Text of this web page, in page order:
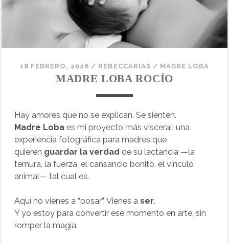
18 FEBRERO, 2026 / REBECCARIAS / MADRE LOBA
MADRE LOBA ROCÍO
Hay amores que no se explican. Se sienten.
Madre Lobaes mi proyecto más visceral: una
experiencia fotográfica para madres que
quieren guardar la verdad de su lactancia —la
ternura, la fuerza, el cansancio bonito, el vínculo
animal— tal cual es.
Aquí no vienes a “posar”. Vienes a ser.
Y yo estoy para convertir ese momento en arte, sin
romper la magia.